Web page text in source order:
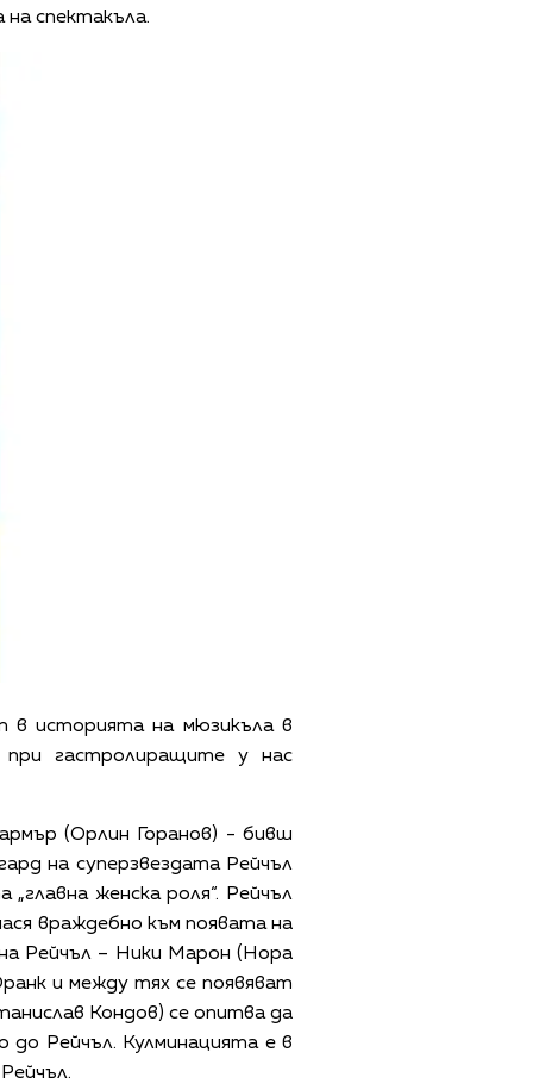
спектакъла.
в историята на мюзикъла в
гастролиращите у нас
(Орлин Горанов) - бивш
на суперзвездата Рейчъл
женска роля“. Рейчъл
враждебно към появата на
Рейчъл – Ники Марон (Нора
и между тях се появяват
Кондов) се опитва да
до Рейчъл. Кулминацията е в